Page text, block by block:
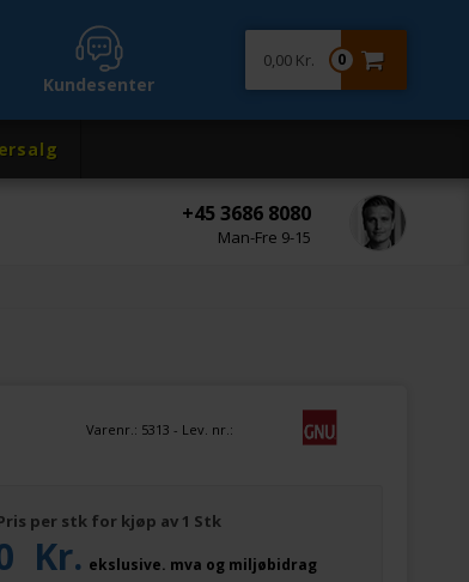
+45 3686 8080
Man-Fre 9-15
Kundesenter
0
0,00 Kr.
Varenr.: 5313 - Lev. nr.:
per stk for kjøp av 1 Stk
Kr. ekslusive. mva og miljøbidrag